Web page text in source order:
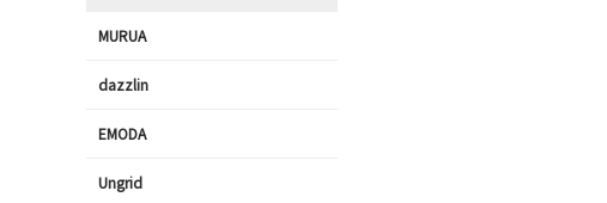
MURUA
dazzlin
EMODA
Ungrid